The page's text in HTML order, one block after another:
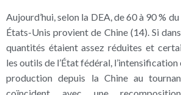
Aujourd’hui, selon la DEA, de 60 à 90 %
États-Unis provient de Chine (14). Si
quantités étaient assez réduites et
les outils de l’État fédéral, l’intensification
production depuis la Chine au
coïncident avec une